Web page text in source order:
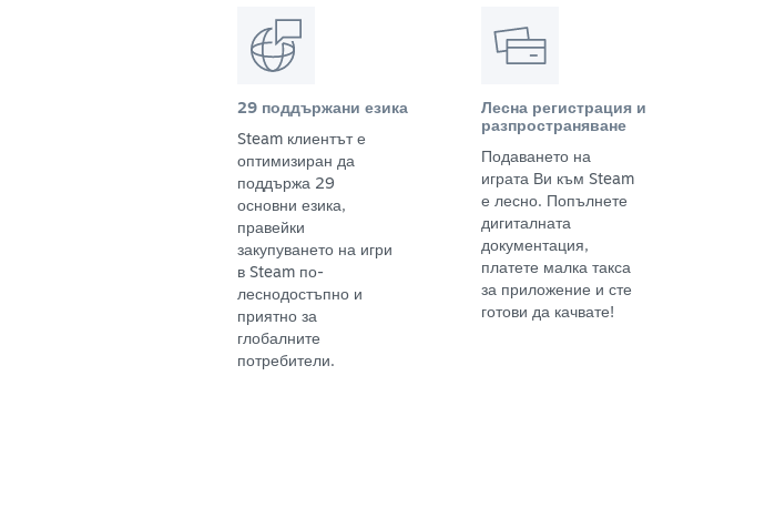
29 поддържани езика
Steam клиентът е
оптимизиран да
поддържа 29
основни езика,
правейки
закупуването на игри
в Steam по-
леснодостъпно и
приятно за
глобалните
потребители.
Лесна регистрация и
разпространяване
Подаването на
играта Ви към Steam
е лесно. Попълнете
дигиталната
документация,
платете малка такса
за приложение и сте
готови да качвате!